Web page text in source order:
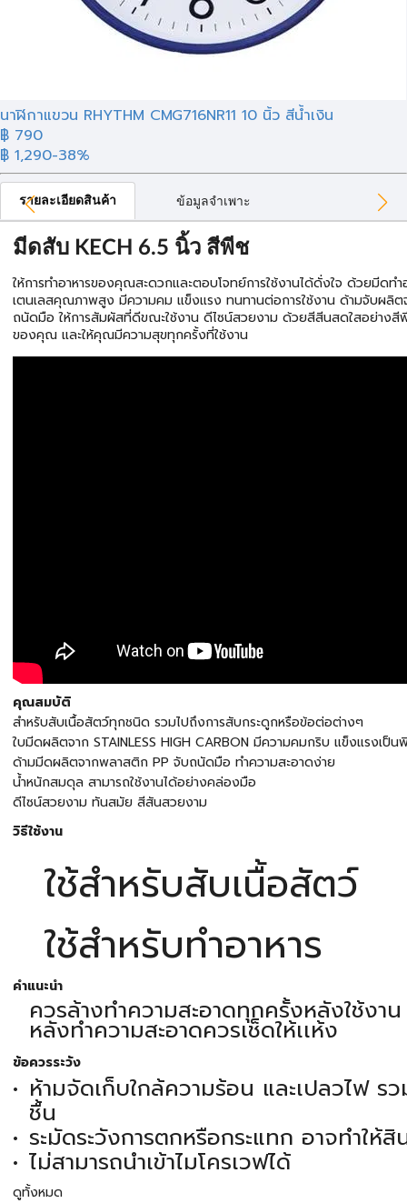
นาฬิกาแขวน RHYTHM CMG716NR11 10 นิ้ว สีน้ำเงิน
฿ 790
฿ 1,290-38%
รายละเอียดสินค้า ข้อมูลจำเพาะ
มีดสับ KECH 6.5 นิ้ว สีพีช
ให้การทำอาหารของคุณสะดวกและตอบโจทย์การใช้งานได้ดั่งใจ ด้วยมีดท
เตนเลสคุณภาพสูง มีความคม แข็งแรง ทนทานต่อการใช้งาน ด้ามจับผลิ
ถนัดมือ ให้การสัมผัสที่ดีขณะใช้งาน ดีไซน์สวยงาม ด้วยสีสีนสดใสอย่างสี
ของคุณ และให้คุณมีความสุขทุกครั้งที่ใช้งาน
คุณสมบัติ
สำหรับสับเนื้อสัตว์ทุกชนิด รวมไปถึงการสับกระดูกหรือข้อต่อต่างๆ
ใบมีดผลิตจาก STAINLESS HIGH CARBON มีความคมกริบ แข็งแรงเป็
ด้ามมีดผลิตจากพลาสติก PP จับถนัดมือ ทำความสะอาดง่าย
น้ำหนักสมดุล สามารถใช้งานได้อย่างคล่องมือ
ดีไซน์สวยงาม ทันสมัย สีสันสวยงาม
วิธีใช้งาน
ใช้สำหรับสับเนื้อสัตว์
ใช้สำหรับทำอาหาร
คำแนะนำ
ควรล้างทำความสะอาดทุกครั้งหลังใช้งาน
หลังทำความสะอาดควรเช็ดให้เเห้ง
ข้อควรระวัง
ห้ามจัดเก็บใกล้ความร้อน และเปลวไฟ ร
ชื้น
ระมัดระวังการตกหรือกระแทก อาจทำให้สิ
ไม่สามารถนำเข้าไมโครเวฟได้
ดูทั้งหมด